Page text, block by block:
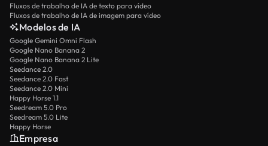
Fluxos de trabalho de IA de texto para vídeo
Fluxos de trabalho de IA de imagem para vídeo
Modelos de IA
Google Gemini Omni Flash
Google Nano Banana 2
Google Nano Banana 2 Lite
Seedance 2.0
Seedance 2.0 Fast
Seedance 2.0 Mini
Happy Horse 1.1
Seedream 5.0 Pro
Seedream 5.0 Lite
Happy Horse
Empresa